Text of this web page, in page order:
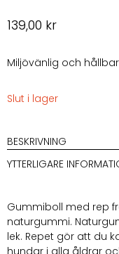
139,00 kr
Miljövänlig och hållbar
Slut i lager
BESKRIVNING
YTTERLIGARE
Gummiboll med rep
naturgummi.
lek. Repet gör att du
hundar i alla åldrar